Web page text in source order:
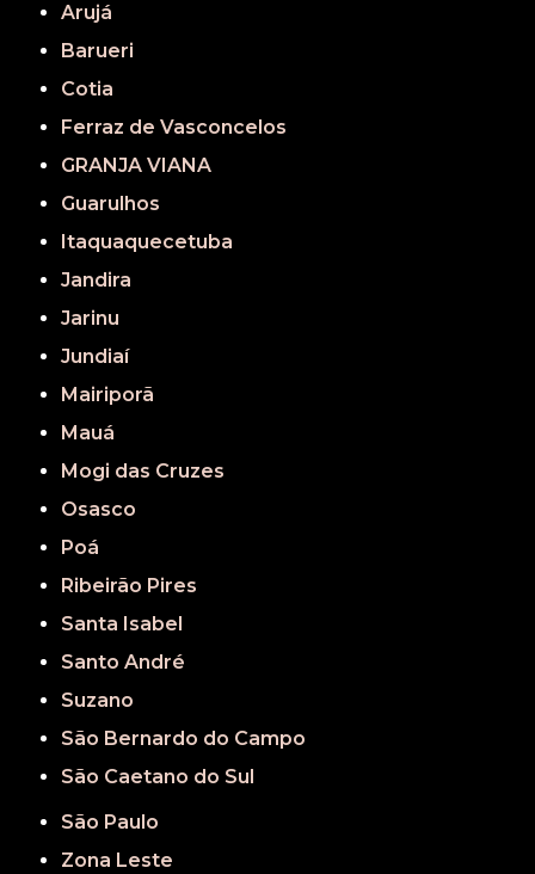
Arujá
Barueri
Cotia
Ferraz de Vasconcelos
GRANJA VIANA
Guarulhos
Itaquaquecetuba
Jandira
Jarinu
Jundiaí
Mairiporã
Mauá
Mogi das Cruzes
Osasco
Poá
Ribeirão Pires
Santa Isabel
Santo André
Suzano
São Bernardo do Campo
São Caetano do Sul
São Paulo
Zona Leste